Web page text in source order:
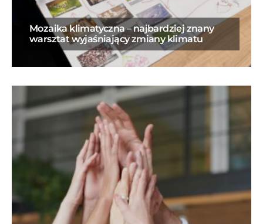
Mozaika klimatyczna – najbardziej znany
warsztat wyjaśniający zmiany klimatu